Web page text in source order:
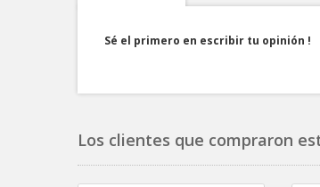
Sé el primero en escribir tu opinión !
Los clientes que compraron